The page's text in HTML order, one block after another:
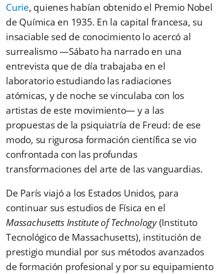
Curie, quienes habían obtenido el Premio Nobel
de Química en 1935. En la capital francesa, su
insaciable sed de conocimiento lo acercó al
surrealismo —Sábato ha narrado en una
entrevista que de día trabajaba en el
laboratorio estudiando las radiaciones
atómicas, y de noche se vinculaba con los
artistas de este movimiento— y a las
propuestas de la psiquiatría de Freud: de ese
modo, su rigurosa formación científica se vio
confrontada con las profundas
transformaciones del arte de las vanguardias.
De París viajó a los Estados Unidos, para
continuar sus estudios de Física en el
Massachusetts Institute of Technology(Instituto
Tecnológico de Massachusetts), institución de
prestigio mundial por sus métodos avanzados
de formación profesional y por su equipamiento